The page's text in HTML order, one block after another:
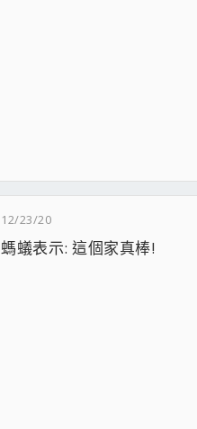
12/23/20
螞蟻表示: 這個家真棒!